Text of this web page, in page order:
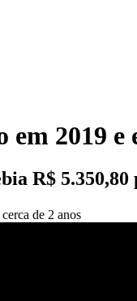
2019 e
R$
cerca de 2 anos